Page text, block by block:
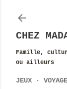
CHEZ
Famille,
ou ailleurs
JEUX